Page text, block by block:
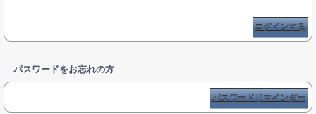
ログインする
パスワードをお忘れの方
パスワードリマインダー